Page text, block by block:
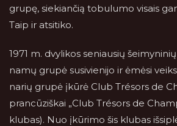
grupę, siekiančią tobulumo visais
Taip ir atsitiko.
1971 m. dvylikos seniausių
namų grupė susivienijo ir ėmėsi
narių grupė įkūrė Club Trésors de
prancūziškai „Club Trésors de
klubas). Nuo įkūrimo šis klubas